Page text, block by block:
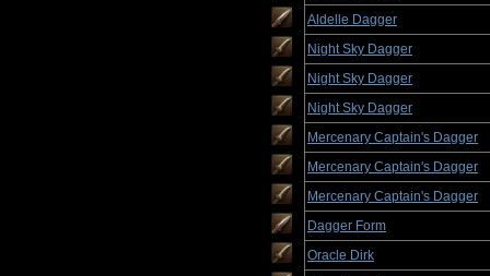
Aldelle Dagger
Night Sky Dagger
Night Sky Dagger
Night Sky Dagger
Mercenary Captain's Dagger
Mercenary Captain's Dagger
Mercenary Captain's Dagger
Dagger Form
Oracle Dirk